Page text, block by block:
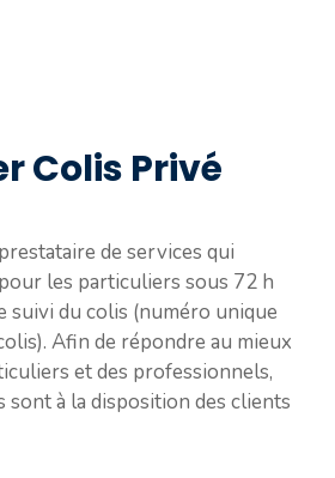
Colis Privé
de services qui
les particuliers sous 72 h
suivi du colis (numéro unique
Afin de répondre au mieux
et des professionnels,
à la disposition des clients